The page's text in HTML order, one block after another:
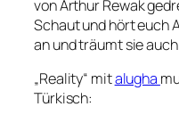
von Arthur Rewak
Schaut und hört euch
an und träumt sie
„Reality“ mitalugha
Türkisch: